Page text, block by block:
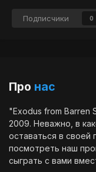
Подписчики 0
Про нас
"Exodus from Barren
2009. Неважно, в
оставаться в своей
посмотреть наш
сыграть с вами